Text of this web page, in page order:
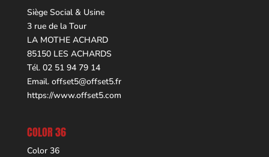
Siège Social & Usine
3 rue de la Tour
LA MOTHE ACHARD
85150 LES ACHARDS
Tél. 02 51 94 79 14
Email. offset5@offset5.fr
https://www.offset5.com
COLOR 36
Color 36